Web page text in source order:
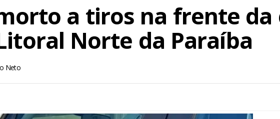
a tiros na frente da
Norte da Paraíba
Neto